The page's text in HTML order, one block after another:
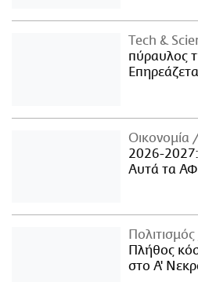
Τech &
πύραυλος
Οικονομία
2026-
Αυτά τα
Πολιτισμός
Πλήθος
στο Α'